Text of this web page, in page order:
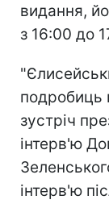
видання,
з 16:00 до
подробиць
зустріч
інтерв'ю
інтерв'ю